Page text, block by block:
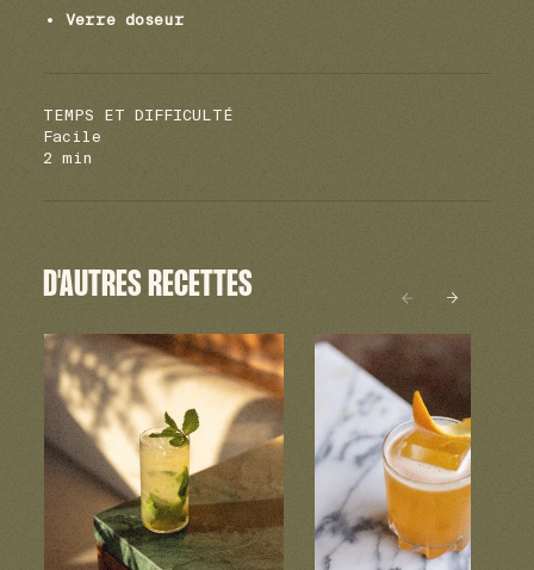
Verre doseur
TEMPS ET DIFFICULTÉ
Facile
2 min
D'AUTRES RECETTES